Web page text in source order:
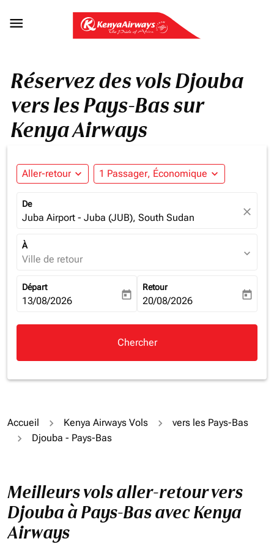

Réservez des vols Djouba
vers les Pays-Bas sur
Kenya Airways
Aller-retour expand_more 1 Passager, Économique expand_more
De
Juba Airport - Juba (JUB), South Sudan close
À
Ville de retour expand_more
Départ
fc-booking-departure-date-aria-label
13/08/2026 today
Retour
fc-booking-return-date-aria-
20/08/2026 today
Chercher
Accueil Kenya Airways Vols
vers les Pays-Bas
Djouba - Pays-Bas
Meilleurs vols aller-retour vers
Djouba à Pays-Bas avec Kenya
Airways